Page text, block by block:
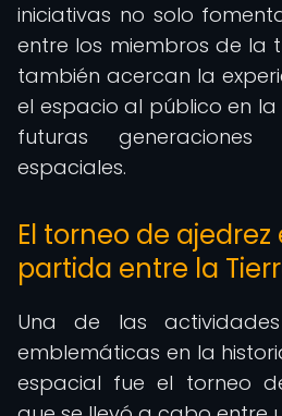
iniciativas no solo
entre los miembros de la
también acercan la
el espacio al público en la
futuras generaciones
espaciales.
El torneo de
partida entre la
Una de las
emblemáticas en la
espacial fue el torneo